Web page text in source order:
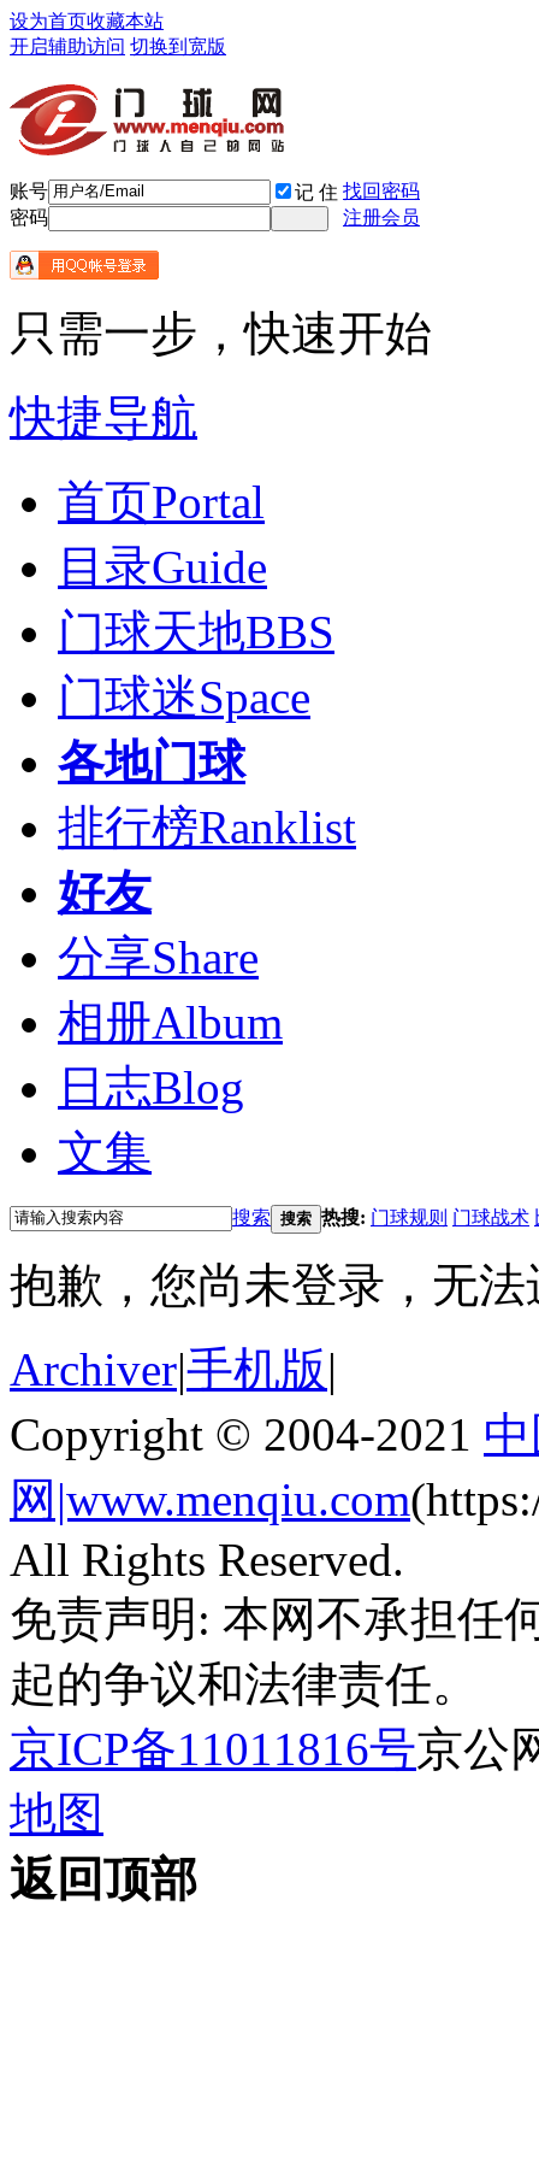
设为首页收藏本站
开启辅助访问 切换到宽版
账号 记 住 找回密码
密码
注册会员
只需一步，快速开始
快捷导航
首页Portal
目录Guide
门球天地BBS
门球迷Space
各地门球
排行榜Ranklist
好友
分享Share
相册Album
日志Blog
文集
搜索 搜索 热搜: 门球规则 门球战术
抱歉，您尚未登录，无
Archiver|手机版|
Copyright © 2004-2021
网|www.menqiu.com
All Rights Reserved.
免责声明: 本网不承担任
起的争议和法律责任。
京ICP备11011816号京公
地图
返回顶部